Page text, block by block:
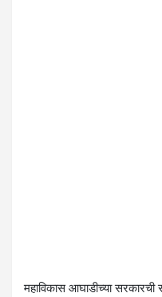
महाविकास आघाडीच्या